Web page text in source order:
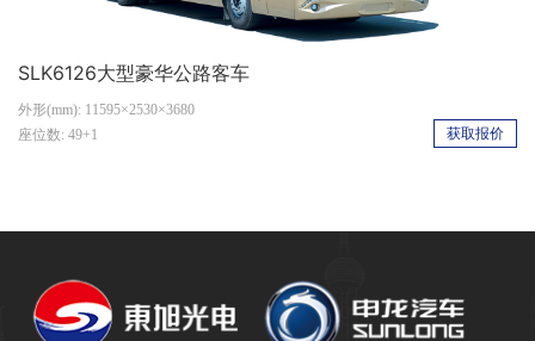
SLK6126大型豪华公路客车
外形(mm): 11595×2530×3680
座位数: 49+1
获取报价